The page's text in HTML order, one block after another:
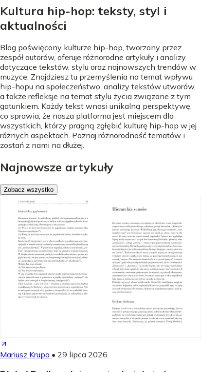
Kultura hip-hop: teksty, styl i
aktualności
Blog poświęcony kulturze hip-hop, tworzony przez
zespół autorów, oferuje różnorodne artykuły i analizy
dotyczące tekstów, stylu oraz najnowszych trendów w
muzyce. Znajdziesz tu przemyślenia na temat wpływu
hip-hopu na społeczeństwo, analizy tekstów utworów,
a także refleksje na temat stylu życia związane z tym
gatunkiem. Każdy tekst wnosi unikalną perspektywę,
co sprawia, że nasza platforma jest miejscem dla
wszystkich, którzy pragną zgłębić kulturę hip-hop w jej
różnych aspektach. Poznaj różnorodność tematów i
zostań z nami na dłużej.
Najnowsze artykuły
Zobacz wszystko
Mariusz Krupa • 29 lipca 2026